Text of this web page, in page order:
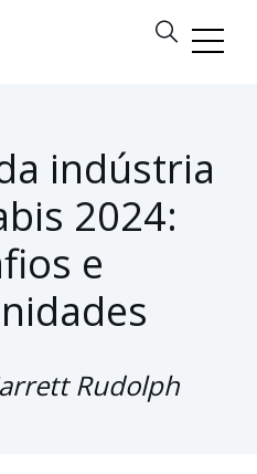
indústria
2024:
e
Rudolph